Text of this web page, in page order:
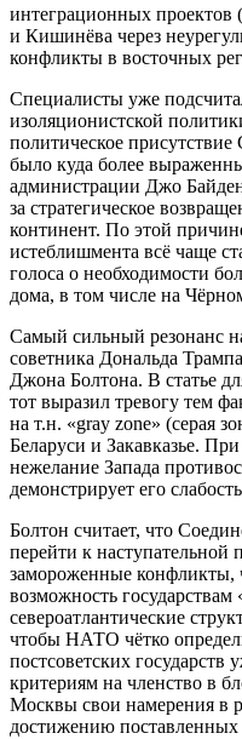
интеграционных
и Кишинёва через
конфликты в восточных
Специалисты уже
изоляционистской
политическое
было куда более
администрации Джо
за стратегическое
континент. По этой
истеблишмента всё чаще
голоса о необходимости
дома, в том числе на
Самый сильный резонанс
советника Дональда
Джона Болтона. В статье
тот выразил тревогу тем
на т.н. «gray zone» (серая
Беларуси и Закавказье.
нежелание Запада
демонстрирует его
Болтон считает, что
перейти к наступательной
замороженные конфликты,
возможность государствам
североатлантические
чтобы НАТО чётко
постсоветских государств
критериям на членство в
Москвы свои намерения в
достижению поставленных